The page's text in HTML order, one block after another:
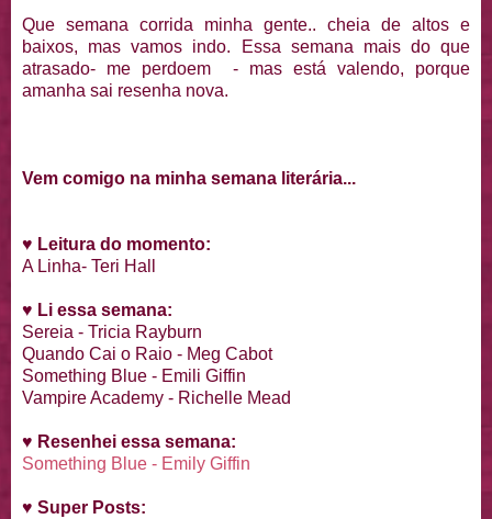
Que semana corrida minha gente.. cheia de altos e
baixos, mas vamos indo. Essa semana mais do que
atrasado- me perdoem - mas está valendo, porque
amanha sai resenha nova.
Vem comigo na minha semana literária...
♥ Leitura do momento:
A Linha- Teri Hall
♥ Li essa semana:
Sereia - Tricia Rayburn
Quando Cai o Raio - Meg Cabot
Something Blue - Emili Giffin
Vampire Academy - Richelle Mead
♥ Resenhei essa semana:
Something Blue - Emily Giffin
♥ Super Posts: